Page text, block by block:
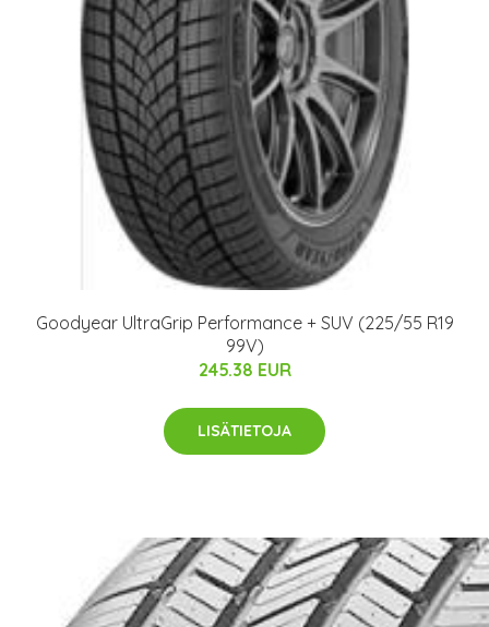
Goodyear UltraGrip Performance + SUV (225/55 R19
99V)
245.38 EUR
LISÄTIETOJA